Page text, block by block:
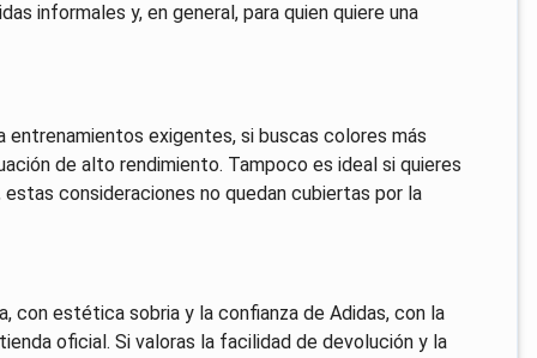
informales y, en general, para quien quiere una
exigentes, si buscas colores más
de alto rendimiento. Tampoco es ideal si quieres
consideraciones no quedan cubiertas por la
con estética sobria y la confianza de Adidas, con la
oficial. Si valoras la facilidad de devolución y la